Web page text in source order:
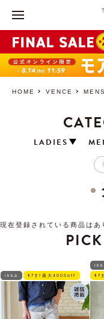
HOME VENCE MENS
LADIES
現在登録されている商品はあ
ikka ﾓｱｵﾌ最大4000off ﾓｱ